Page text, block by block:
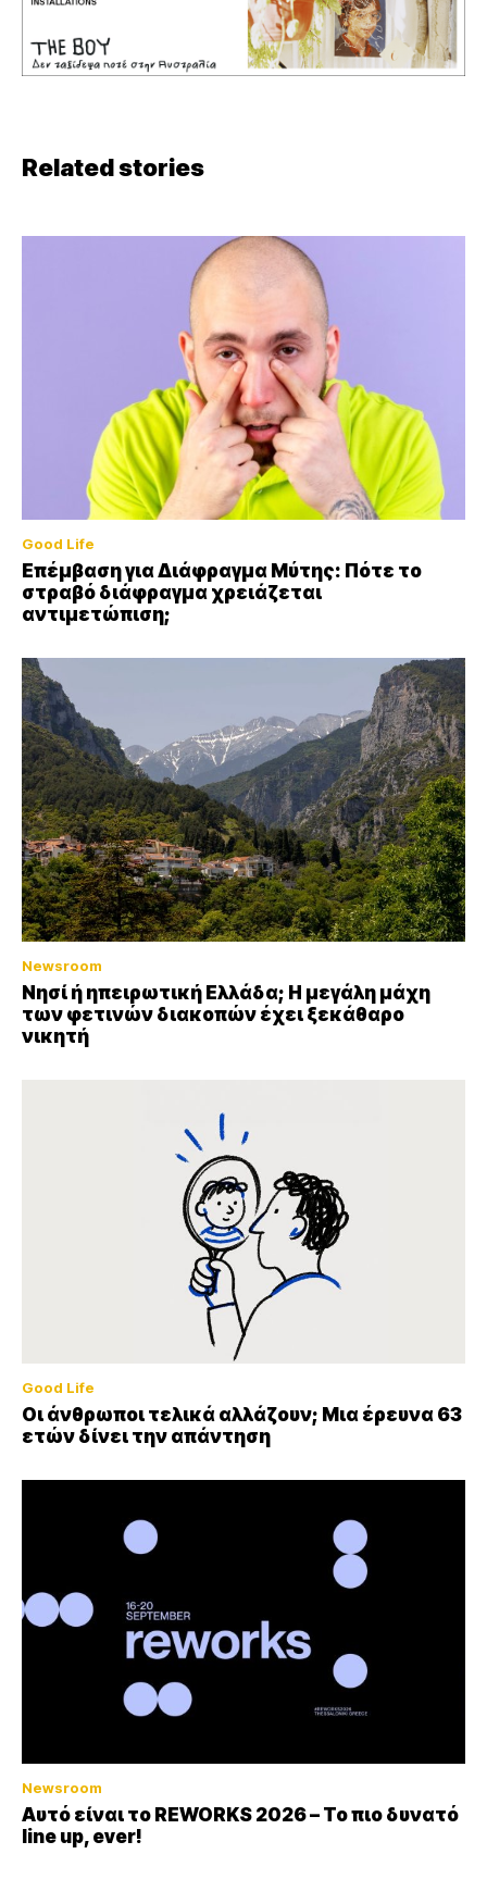
Related stories
Good Life
Επέμβαση για Διάφραγμα Μύτης: Πότε το
στραβό διάφραγμα χρειάζεται
αντιμετώπιση;
Newsroom
Νησί ή ηπειρωτική Ελλάδα; Η μεγάλη μάχη
των φετινών διακοπών έχει ξεκάθαρο
νικητή
Good Life
Οι άνθρωποι τελικά αλλάζουν; Μια έρευνα 63
ετών δίνει την απάντηση
Newsroom
Αυτό είναι το REWORKS 2026 – Το πιο δυνατό
line up, ever!